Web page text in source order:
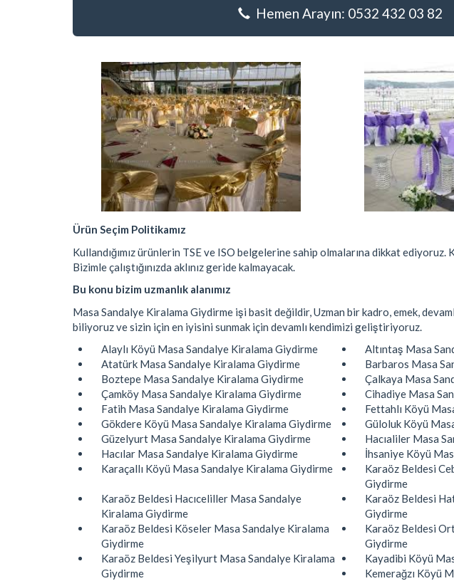
Hemen Arayın: 0532 432 03 82
Ürün Seçim Politikamız
Kullandığımız ürünlerin TSE ve ISO belgelerine sahip olmalarına dikkat ediyoruz.
Bizimle çalıştığınızda aklınız geride kalmayacak.
Bu konu bizim uzmanlık alanımız
Masa Sandalye Kiralama Giydirme işi basit değildir, Uzman bir kadro, emek,
biliyoruz ve sizin için en iyisini sunmak için devamlı kendimizi geliştiriyoruz.
Alaylı Köyü Masa Sandalye Kiralama Giydirme
Altıntaş Masa
Atatürk Masa Sandalye Kiralama Giydirme
Barbaros Masa
Boztepe Masa Sandalye Kiralama Giydirme
Çalkaya Masa
Çamköy Masa Sandalye Kiralama Giydirme
Cihadiye Masa
Fatih Masa Sandalye Kiralama Giydirme
Fettahlı Köyü
Gökdere Köyü Masa Sandalye Kiralama Giydirme
Güloluk Köyü
Güzelyurt Masa Sandalye Kiralama Giydirme
Hacıaliler Masa
Hacılar Masa Sandalye Kiralama Giydirme
İhsaniye Köyü
Karaçallı Köyü Masa Sandalye Kiralama Giydirme
Karaöz Beldesi
Giydirme
Karaöz Beldesi Hacıceliller Masa Sandalye
Kiralama Giydirme
Karaöz Beldesi
Giydirme
Karaöz Beldesi Köseler Masa Sandalye Kiralama
Giydirme
Karaöz Beldesi
Giydirme
Karaöz Beldesi Yeşilyurt Masa Sandalye Kiralama
Giydirme
Kayadibi Köyü
Kemerağzı Köyü